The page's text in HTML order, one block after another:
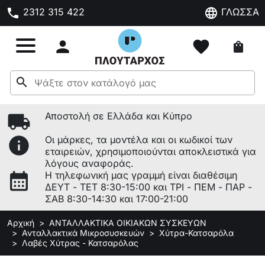
phone 2312 315 422 language ΓΛΩΣΣΑ
 favorite shopping_bag
search
local_shipping Αποστολή σε Ελλάδα και Κύπρο
info
Οι μάρκες, τα μοντέλα και οι κωδικοί των
εταιρειών, χρησιμοποιούνται αποκλειστικά για
λόγους αναφοράς.
calendar_month
Η τηλεφωνική μας γραμμή είναι διαθέσιμη
ΔΕΥΤ - ΤΕΤ 8:30-15:00 και ΤΡΙ - ΠΕΜ - ΠΑΡ -
ΣΑΒ 8:30-14:30 και 17:00-21:00
Αρχική
ΑΝΤΑΛΛΑΚΤΙΚΑ ΟΙΚΙΑΚΩΝ ΣΥΣΚΕΥΩΝ
Ανταλλακτικά Μικροσυσκευών
Χύτρα-Κατσαρόλα
Λαβές Χύτρας - Κατσαρόλας